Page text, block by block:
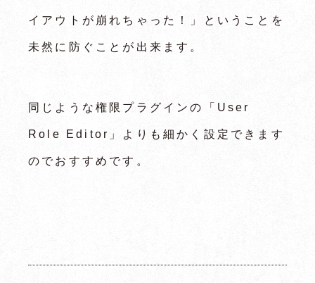
イアウトが崩れちゃった！」ということを
未然に防ぐことが出来ます。
同じような権限プラグインの「User
Role Editor」よりも細かく設定できます
のでおすすめです。